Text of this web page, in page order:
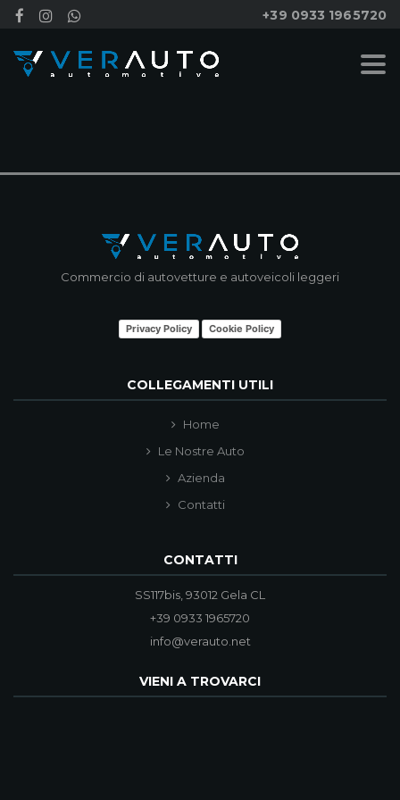
+39 0933 1965720
Commercio di autovetture e autoveicoli leggeri
Privacy Policy Cookie Policy
COLLEGAMENTI UTILI
Home
Le Nostre Auto
Azienda
Contatti
CONTATTI
SS117bis, 93012 Gela CL
+39 0933 1965720
info@verauto.net
VIENI A TROVARCI